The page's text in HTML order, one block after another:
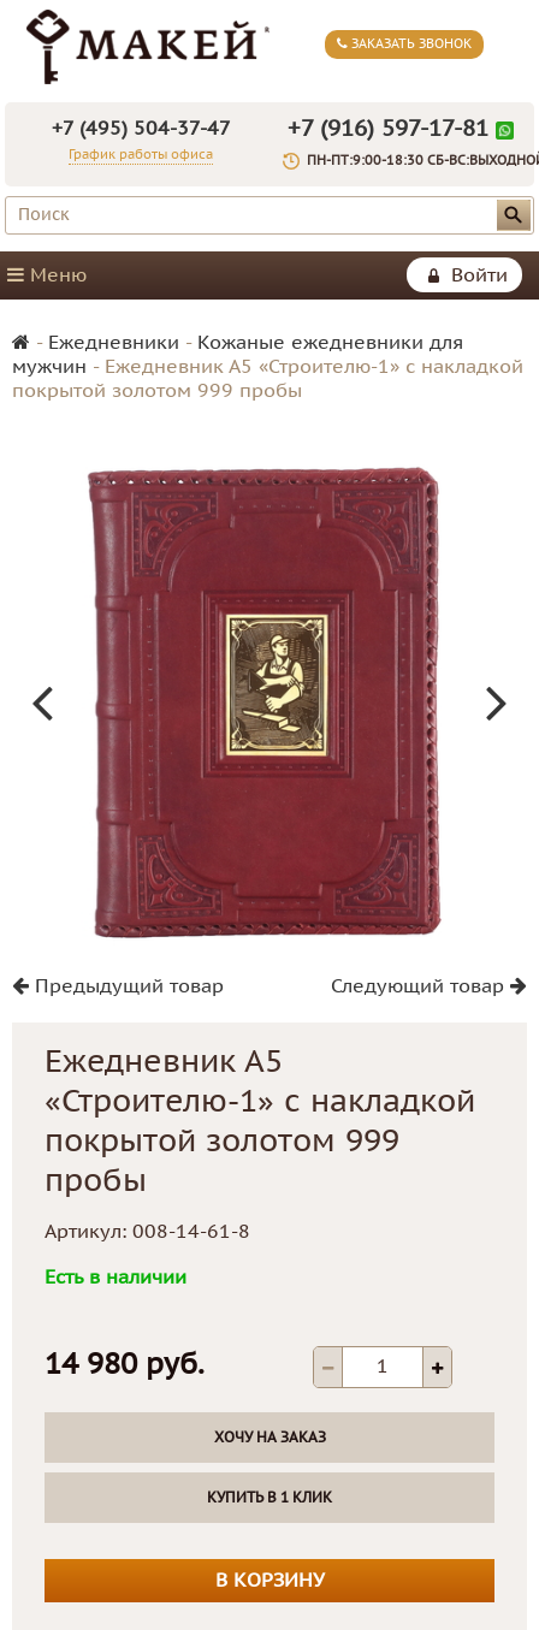
ЗАКАЗАТЬ ЗВОНОК
+7 (495) 504-37-47
График работы офиса
+7 (916) 597-17-81
ПН-ПТ:9:00-18:30 СБ-
Войти
Меню
- Ежедневники - Кожаные ежедневники для
мужчин - Ежедневник А5 «Строителю-1» с накладкой
покрытой золотом 999 пробы
Предыдущий товар Следующий товар
Ежедневник А5
«Строителю-1» с накладкой
покрытой золотом 999
пробы
Артикул: 008-14-61-8
Есть в наличии
14 980 руб.
ХОЧУ НА ЗАКАЗ
КУПИТЬ В 1 КЛИК
В КОРЗИНУ